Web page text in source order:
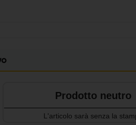
Prodotto neutro
L'articolo sarà senza la